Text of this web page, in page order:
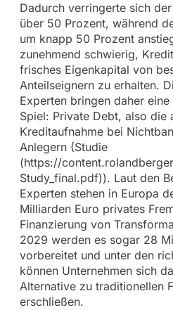
Dadurch verringerte sich
über 50 Prozent, während
um knapp 50 Prozent
zunehmend schwierig,
frisches Eigenkapital von
Anteilseignern zu erhalten.
Experten bringen daher
Spiel: Private Debt, also die
Kreditaufnahme bei
Anlegern (Studie
(https://
Study_final.pdf)). Laut den
Experten stehen in Europa
Milliarden Euro privates
Finanzierung von
2029 werden es sogar 28
vorbereitet und unter den
können Unternehmen sich
Alternative zu traditionellen
erschließen.